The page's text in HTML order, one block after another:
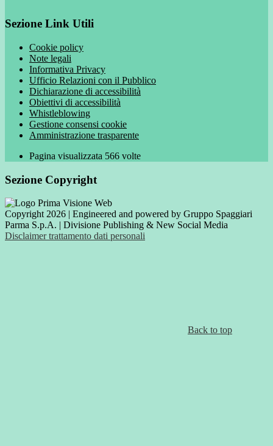
Sezione Link Utili
Cookie policy
Note legali
Informativa Privacy
Ufficio Relazioni con il Pubblico
Dichiarazione di accessibilità
Obiettivi di accessibilità
Whistleblowing
Gestione consensi cookie
Amministrazione trasparente
Pagina visualizzata 566 volte
Sezione Copyright
Copyright 2026 | Engineered and powered by Gruppo Spaggiari
Parma S.p.A. | Divisione Publishing & New Social Media
Disclaimer trattamento dati personali
Back to top